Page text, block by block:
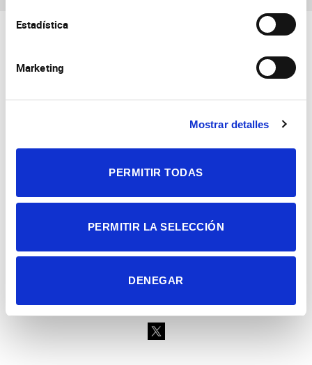
Estadística
Marketing
Mostrar detalles
PERMITIR TODAS
PERMITIR LA SELECCIÓN
DENEGAR
Consejo Superior de Investigaciones Científicas
Campus de San Juan | Sant Joan d’Alacant
Contacto
Fax + 34 965 91 95 61